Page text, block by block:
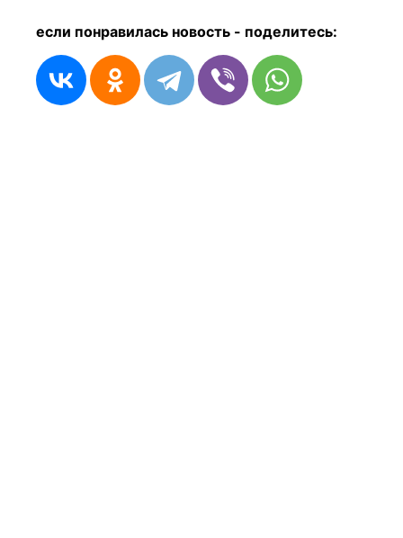
если понравилась новость - поделитесь: